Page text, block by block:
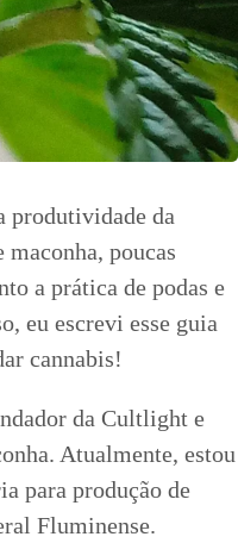
produtividade da
poucas
a prática de podas e
eu escrevi esse guia
cannabis!
da Cultlight e
Atualmente, estou
para produção de
Fluminense.